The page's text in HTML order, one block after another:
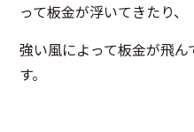
って板金が浮いてきたり、
強い風によって板金が飛
す。